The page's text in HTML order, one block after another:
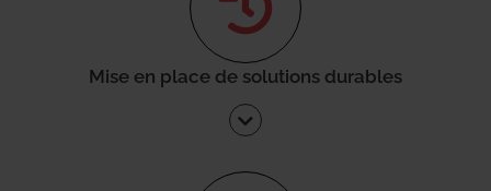
Mise en place de solutions durables